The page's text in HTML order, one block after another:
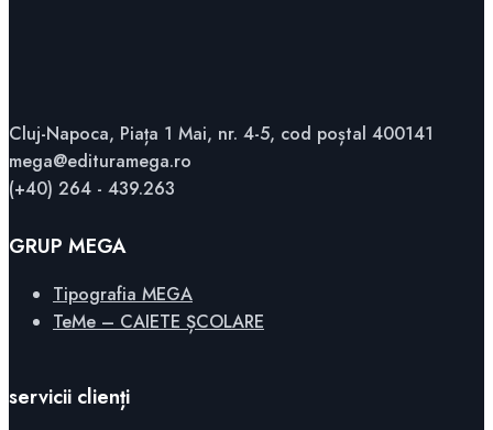
Cluj-Napoca, Piața 1 Mai, nr. 4-5, cod poștal 400141
mega@edituramega.ro
(+40) 264 - 439.263
GRUP MEGA
Tipografia MEGA
TeMe – CAIETE ȘCOLARE
servicii clienți